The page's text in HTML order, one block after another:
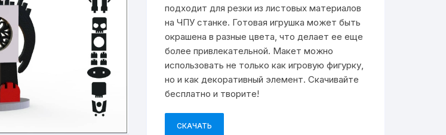
подходит для резки из листовых материалов
на ЧПУ станке. Готовая игрушка может быть
окрашена в разные цвета, что делает ее еще
более привлекательной. Макет можно
использовать не только как игровую фигурку,
но и как декоративный элемент. Скачивайте
бесплатно и творите!
СКАЧАТЬ